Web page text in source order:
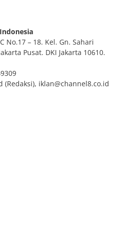
No.17 – 18. Kel. Gn. Sahari
Pusat. DKI Jakarta 10610.
(Redaksi), iklan@channel8.co.id